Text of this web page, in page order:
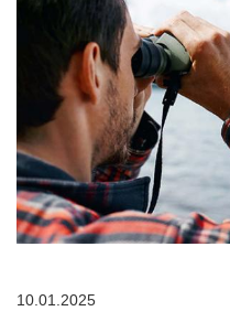
10.01.2025